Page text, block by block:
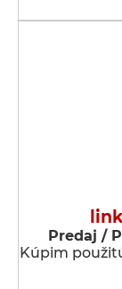
Predaj /
Kúpim